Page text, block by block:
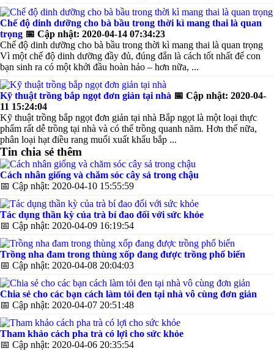
Chế độ dinh dưỡng cho bà bầu trong thời kì mang thai là quan
trọng 📅 Cập nhật: 2020-04-14 07:34:23
Chế độ dinh dưỡng cho bà bầu trong thời kì mang thai là quan trọng
Vì một chế độ dinh dưỡng đầy đủ, đúng đắn là cách tốt nhất để con
bạn sinh ra có một khởi đầu hoàn hảo – hơn nữa, ...
Kỹ thuật trồng bắp ngọt đơn giản tại nhà 📅 Cập nhật: 2020-04-
11 15:24:04
Kỹ thuật trồng bắp ngọt đơn giản tại nhà Bắp ngọt là một loại thực
phẩm rất dễ trồng tại nhà và có thể trồng quanh năm. Hơn thế nữa,
phân loại hạt điều rang muối xuất khẩu bắp ...
Tin chia sẻ thêm
Cách nhân giống và chăm sóc cây sả trong chậu
📅 Cập nhật: 2020-04-10 15:55:59
Tác dụng thần kỳ của trà bí đao đối với sức khỏe
📅 Cập nhật: 2020-04-09 16:19:54
Trồng nha đam trong thùng xốp đang được trồng phổ biến
📅 Cập nhật: 2020-04-08 20:04:03
Chia sẻ cho các bạn cách làm tỏi đen tại nhà vô cùng đơn giản
📅 Cập nhật: 2020-04-07 20:51:48
Tham khảo cách pha trà có lợi cho sức khỏe
📅 Cập nhật: 2020-04-06 20:35:54